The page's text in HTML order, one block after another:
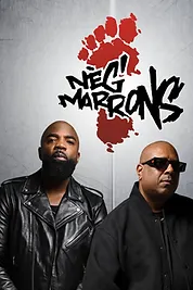
EN SAVOIR PLUS